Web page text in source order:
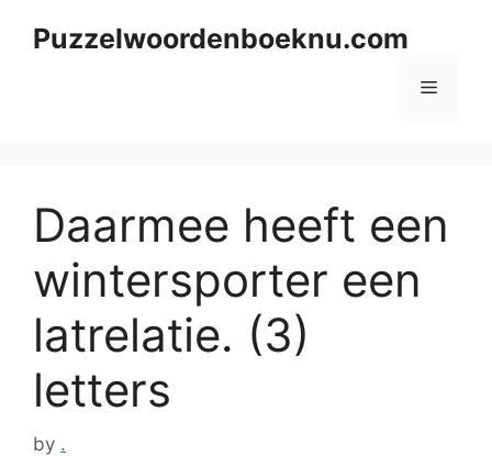
Puzzelwoordenboeknu.com
Menu
Daarmee heeft een
wintersporter een
latrelatie. (3)
letters
by .